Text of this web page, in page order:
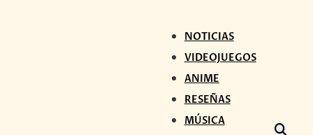
NOTICIAS
VIDEOJUEGOS
ANIME
RESEÑAS
MÚSICA